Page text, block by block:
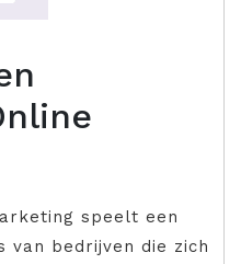
speelt een
van bedrijven die zich